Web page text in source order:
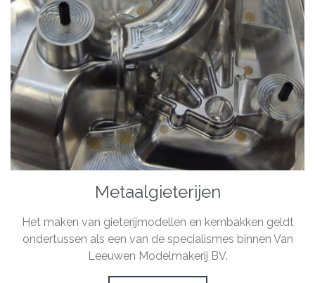
Metaalgieterijen
Het maken van gieterijmodellen en kernbakken geldt
ondertussen als een van de specialismes binnen Van
Leeuwen Modelmakerij BV.